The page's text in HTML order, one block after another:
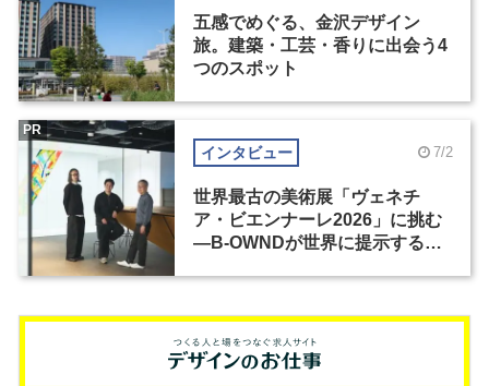
五感でめぐる、金沢デザイン
旅。建築・工芸・香りに出会う4
つのスポット
インタビュー 7/2
世界最古の美術展「ヴェネチ
ア・ビエンナーレ2026」に挑む
―B-OWNDが世界に提示する美
PR